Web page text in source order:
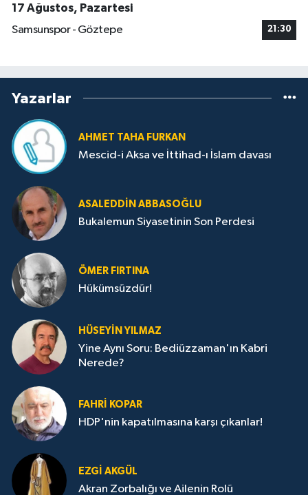
17 Ağustos, Pazartesi
Samsunspor - Göztepe
21:30
Yazarlar
AHMET TAHA FURKAN
Mescid-i Aksa ve İttihad-ı İslam davası
ASALEDDIN ABBASOĞLU
Bukalemun Siyasetinin Son Perdesi
ÖMER FIRTINA
Hükümsüzdür!
HÜSEYIN YILMAZ
Yine Aynı Soru: Bediüzzaman'ın Kabri
Nerede?
FAHRI KOPAR
HDP'nin kapatılmasına karşı çıkanlar!
EZGI AKGÜL
Akran Zorbalığı ve Ailenin Rolü